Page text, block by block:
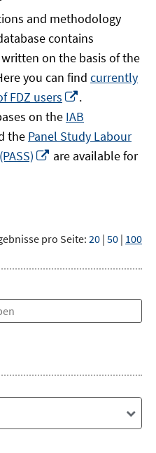
and methodology
contains
on the basis of the
you can find currently
FDZ users
neuem
Fenster
öffnen
.
on the IAB
the Panel Study Labour
In
are available for
pro Seite:20 | 50 | 100